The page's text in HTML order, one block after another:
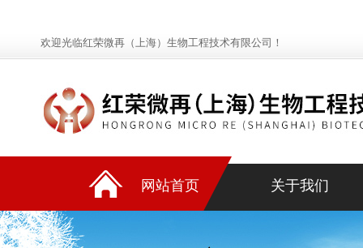
欢迎光临红荣微再（上海）生物工程技术有限公司！
网站首页 关于我们